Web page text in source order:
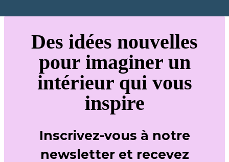
Des idées nouvelles
pour imaginer un
intérieur qui vous
inspire
Inscrivez-vous à notre
newsletter et recevez